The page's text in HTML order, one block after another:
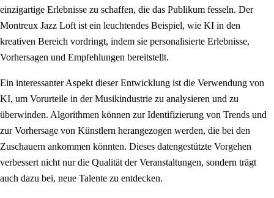
einzigartige Erlebnisse zu schaffen, die das Publikum fesseln. Der
Montreux Jazz Loft ist ein leuchtendes Beispiel, wie KI in den
kreativen Bereich vordringt, indem sie personalisierte Erlebnisse,
Vorhersagen und Empfehlungen bereitstellt.
Ein interessanter Aspekt dieser Entwicklung ist die Verwendung von
KI, um Vorurteile in der Musikindustrie zu analysieren und zu
überwinden. Algorithmen können zur Identifizierung von Trends und
zur Vorhersage von Künstlern herangezogen werden, die bei den
Zuschauern ankommen könnten. Dieses datengestützte Vorgehen
verbessert nicht nur die Qualität der Veranstaltungen, sondern trägt
auch dazu bei, neue Talente zu entdecken.